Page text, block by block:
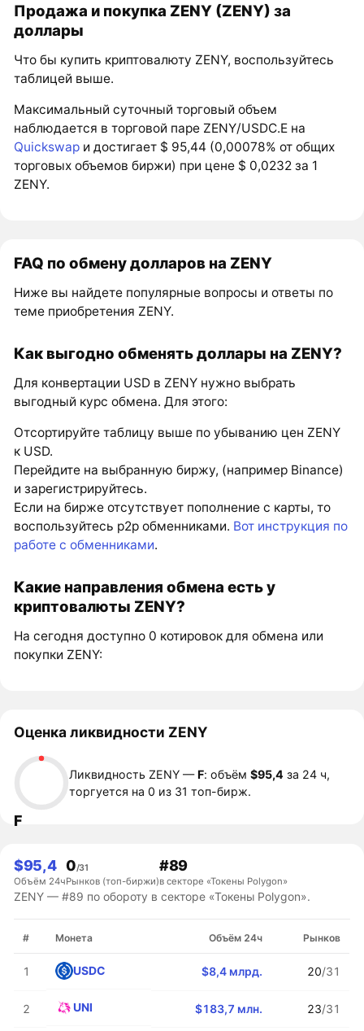
Продажа и покупка ZENY (ZENY) за
доллары
Что бы купить криптовалюту ZENY, воспользуйтесь
таблицей выше.
Максимальный суточный торговый объем
наблюдается в торговой паре ZENY/USDC.E на
Quickswap и достигает $ 95,44 (0,00078% от общих
торговых объемов биржи) при цене $ 0,0232 за 1
ZENY.
FAQ по обмену долларов на ZENY
Ниже вы найдете популярные вопросы и ответы по
теме приобретения ZENY.
Как выгодно обменять доллары на ZENY?
Для конвертации USD в ZENY нужно выбрать
выгодный курс обмена. Для этого:
Отсортируйте таблицу выше по убыванию цен ZENY
к USD.
Перейдите на выбранную биржу, (например Binance)
и зарегистрируйтесь.
Если на бирже отсутствует пополнение с карты, то
воспользуйтесь p2p обменниками. Вот инструкция по
работе с обменниками.
Какие направления обмена есть у
криптовалюты ZENY?
На сегодня доступно 0 котировок для обмена или
покупки ZENY:
Оценка ликвидности ZENY
F
Ликвидность ZENY —F: объём$95,4 за 24 ч,
торгуется на 0 из 31 топ-бирж.
$95,4
Объём 24ч
0/31
Рынков (топ-биржи)
#89
в секторе «Токены Polygon»
ZENY — #89 по обороту в секторе «Токены Polygon».
# Монета Объём 24ч Рынков
1 USDC $8,4 млрд. 20/31
2 UNI $183,7 млн. 23/31